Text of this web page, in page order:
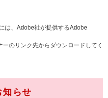
は、Adobe社が提供するAdobe
のリンク先からダウンロードしてく
知らせ